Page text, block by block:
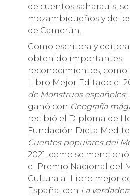
de cuentos saharauis,
mozambiqueños y de
de Camerún.
Como escritora y
obtenido importantes
reconocimientos, como
Libro Mejor Editado el
de Monstruos españoles;
ganó con Geografía
recibió el Diploma de
Fundación Dieta
Cuentos populares del
2021, como se
el Premio Nacional del
Cultura al Libro mejor
España, con La